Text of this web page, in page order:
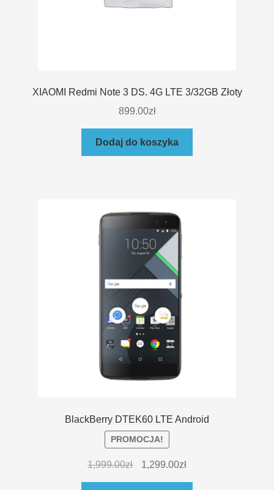
XIAOMI Redmi Note 3 DS. 4G LTE 3/32GB Złoty
899.00zł
Dodaj do koszyka
BlackBerry DTEK60 LTE Android
PROMOCJA!
1,999.00zł 1,299.00zł